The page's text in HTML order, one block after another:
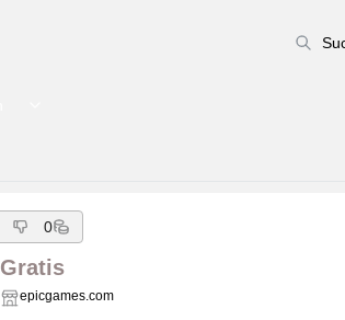
0
Gratis
epicgames.com